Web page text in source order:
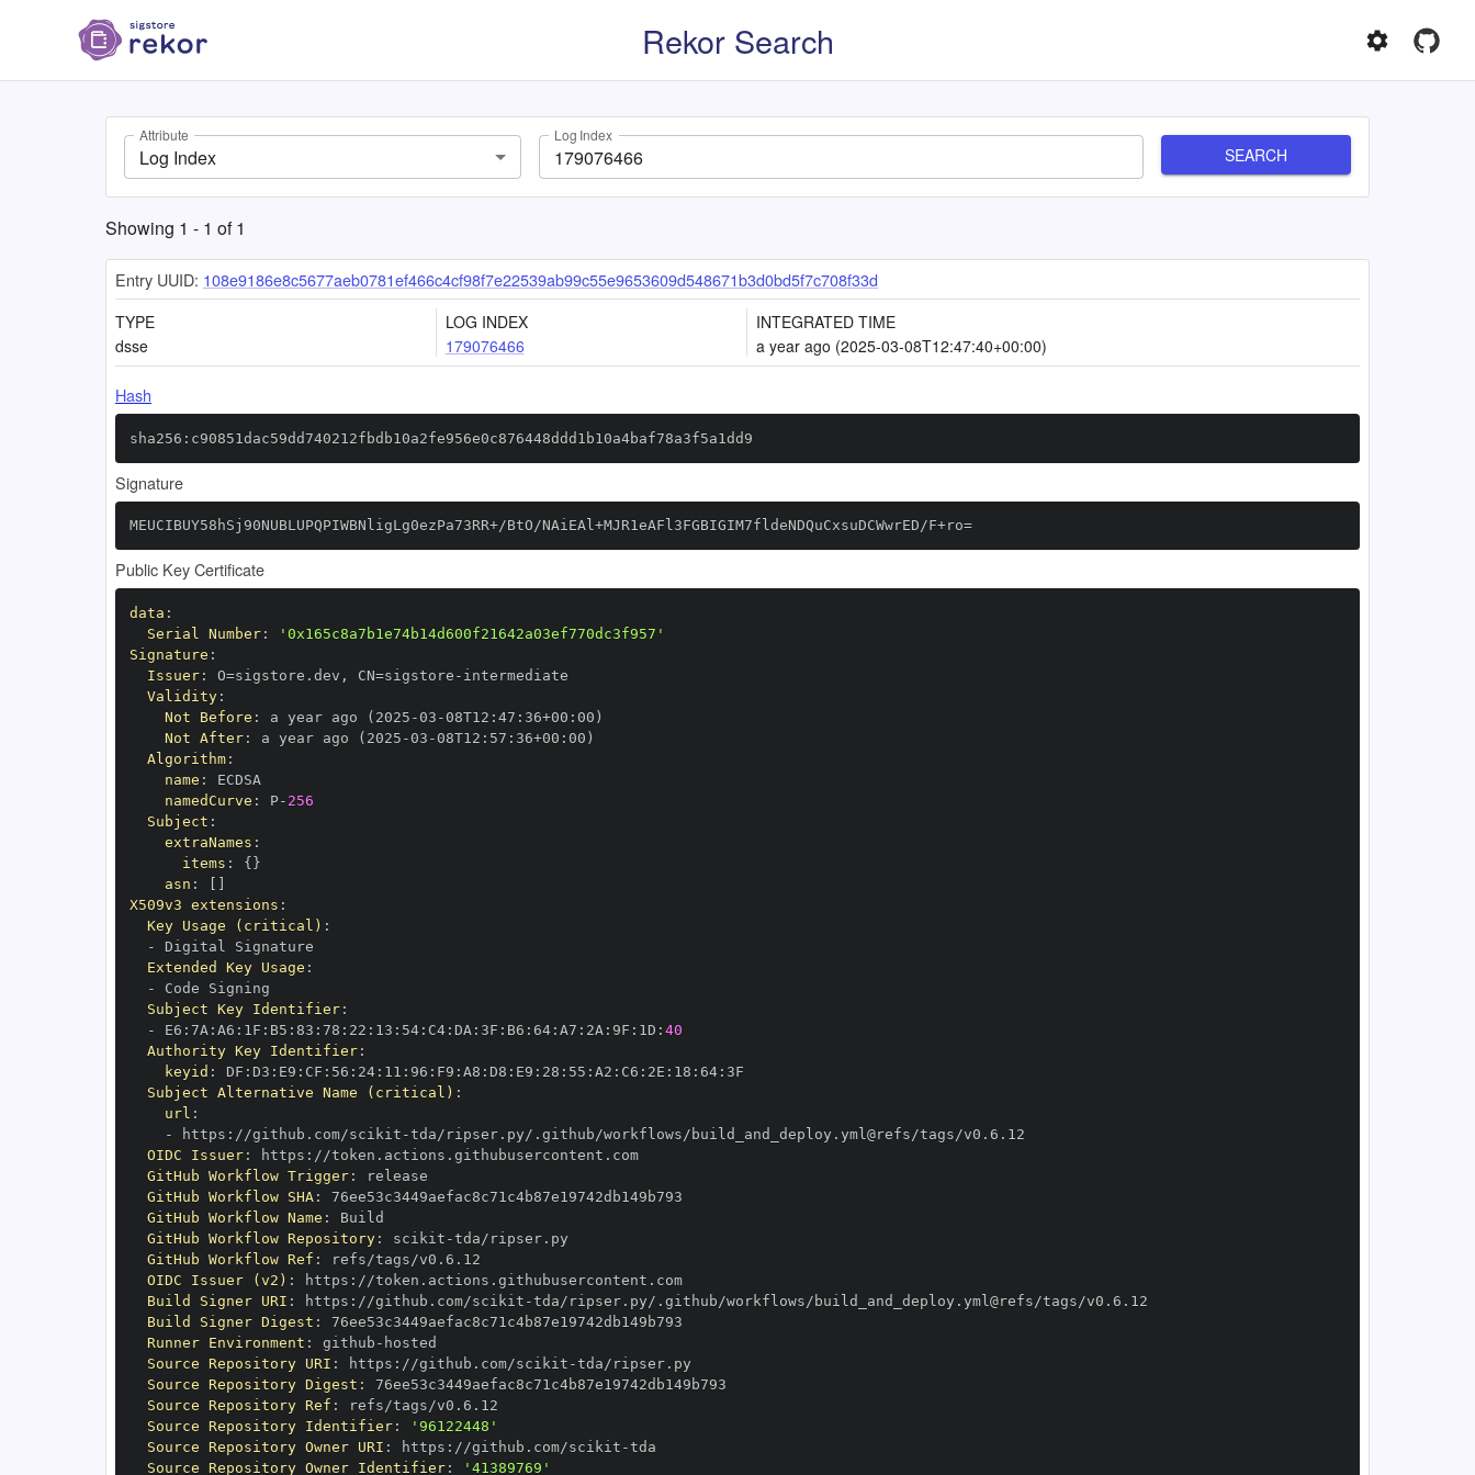
Rekor Search
Attribute
Log Index
Log Index
SEARCH
Showing 1 - 1 of1
Entry UUID: 108e9186e8c5677aeb0781ef466c4cf98f7e22539ab99c55e9653609d548671b3d0bd5f7c708f33d
TYPE
dsse
LOG INDEX
179076466
INTEGRATED TIME
a year ago (2025-03-08T12:47:40+00:00)
Hash
sha256:c90851dac59dd740212fbdb10a2fe956e0c876448ddd1b10a4baf78a3f5a1dd9
Signature
MEUCIBUY58hSj90NUBLUPQPIWBNligLg0ezPa73RR+/BtO/NAiEAl+MJR1eAFl3FGBIGIM7fldeNDQuCxsuDCWwrED/F+ro=
Public Key Certificate
data :
Serial Number:
'0x165c8a7b1e74b14d600f21642a03ef770dc3f957'
Signature :
Issuer: O=sigstore.dev , CN=sigstore -
Validity:
Not Before : a year ago (2025 -03 -08T12 : 47 : 36+00 :
Not After: a year ago (2025 -03 -08T12 : 57 : 36+00 :
Algorithm:
name :
namedCurve : P- 256
Subject :
extraNames :
items : { }
asn :
X509v3 extensions :
Key Usage (critical) :
-
Extended Key Usage :
-
Subject Key Identifier:
-
E6 : 7A : A6 : 1F : B5 : 83 : 78 : 22 : 13 : 54: C4: DA : 3F : B6 : 64: A7 : 2A : 9F : 1D : 40
Authority Key Identifier:
keyid : DF : D3 : E9 : CF : 56 : 24: 11 : 96 : F9 : A8 : D8 : E9 : 28 : 55 : A2 : C6 : 2E : 18 : 64:
Subject Alternative Name (critical) :
url :
-
https : //github.com/scikit -
OIDC Issuer: https :
//token.actions.githubusercontent.com
GitHub Workflow Trigger:
GitHub Workflow SHA:
GitHub Workflow Name :
GitHub Workflow Repository: scikit -
GitHub Workflow Ref :
OIDC Issuer (v2) : https :
//token.actions.githubusercontent.com
Build Signer URI : https : //github.com/scikit -
Build Signer Digest :
Runner Environment : github -
Source Repository URI : https : //github.com/scikit -
Source Repository Digest :
Source Repository Ref :
Source Repository Identifier:
'96122448'
Source Repository Owner URI : https : //github.com/scikit -
Source Repository Owner Identifier: '41389769'